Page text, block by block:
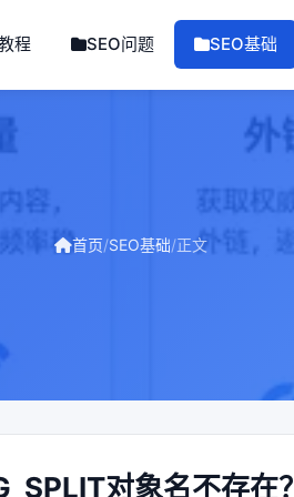
程 SEO问题 SEO基础
首页/SEO基础/正文
对象名不存在？